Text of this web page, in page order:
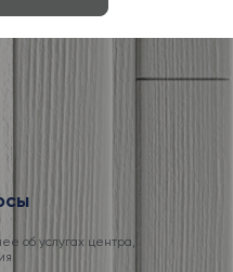
об услугах центра,